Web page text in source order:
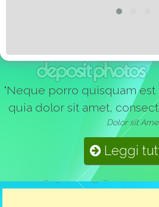
"Neque porro quisquam
quia dolor sit amet,
Dolor sit
Leggi